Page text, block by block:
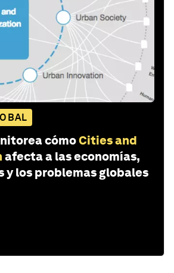
cómoCities and
afecta a las economías,
y los problemas globales